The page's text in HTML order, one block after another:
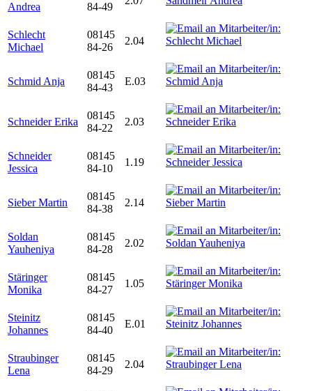
Andrea
84-49
Schlecht
Michael
08145
84-26
2.04
Schmid Anja
08145
84-43
E.03
Schneider Erika
08145
84-22
2.03
Schneider
Jessica
08145
84-10
1.19
Sieber Martin
08145
84-38
2.14
Soldan
Yauheniya
08145
84-28
2.02
Stäringer
Monika
08145
84-27
1.05
Steinitz
Johannes
08145
84-40
E.01
Straubinger
Lena
08145
84-29
2.04